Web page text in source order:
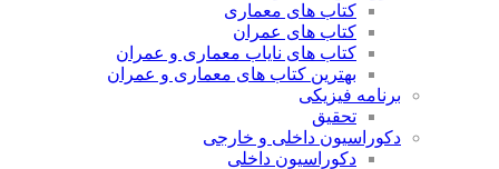
کتاب های معماری
کتاب های عمران
کتاب های نایاب معماری و عمران
بهترین کتاب های معماری و عمران
برنامه فیزیکی
تحقیق
دکوراسیون داخلی و خارجی
دکوراسیون داخلی